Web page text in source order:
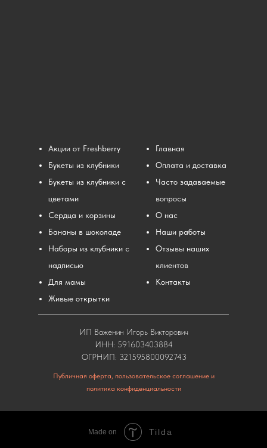
Акции от Freshberry
Букеты из клубники
Букеты из клубники с
цветами
Сердца и корзины
Бананы в шоколаде
Наборы из клубники с
надписью
Для мамы
Живые открытки
Главная
Оплата и доставка
Часто задаваемые
вопросы
О нас
Наши работы
Отзывы наших
клиентов
Контакты
ИП Важенин Игорь Викторович
ИНН: 591603403884
ОГРНИП: 321595800092743
Публичная оферта, пользовательское соглашение и
политика конфиденциальности
Made on Tilda